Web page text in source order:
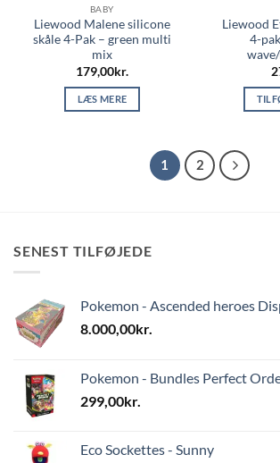
BABY
Liewood Malene silicone
skåle 4-Pak – green multi
mix
179,00kr.
LÆS MERE
Liewood
4-
1 2
SENEST TILFØJEDE
Pokemon - Ascended heroes
8.000,00kr.
Pokemon - Bundles Perfect
299,00kr.
Eco Sockettes - Sunny